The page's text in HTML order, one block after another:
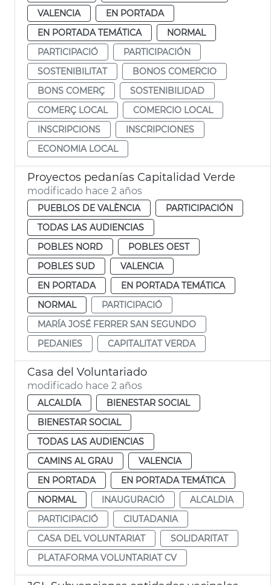
VALENCIA
EN PORTADA
EN PORTADA TEMÁTICA
NORMAL
PARTICIPACIÓ
PARTICIPACIÓN
SOSTENIBILITAT
BONOS COMERCIO
BONS COMERÇ
SOSTENIBILIDAD
COMERÇ LOCAL
COMERCIO LOCAL
INSCRIPCIONS
INSCRIPCIONES
ECONOMIA LOCAL
Proyectos pedanías Capitalidad Verde
modificado hace 2 años
PUEBLOS DE VALÈNCIA
PARTICIPACIÓN
TODAS LAS AUDIENCIAS
POBLES NORD
POBLES OEST
POBLES SUD
VALENCIA
EN PORTADA
EN PORTADA TEMÁTICA
NORMAL
PARTICIPACIÓ
MARÍA JOSÉ FERRER SAN SEGUNDO
PEDANIES
CAPITALITAT VERDA
Casa del Voluntariado
modificado hace 2 años
ALCALDÍA
BIENESTAR SOCIAL
BIENESTAR SOCIAL
TODAS LAS AUDIENCIAS
CAMINS AL GRAU
VALENCIA
EN PORTADA
EN PORTADA TEMÁTICA
NORMAL
INAUGURACIÓ
ALCALDIA
PARTICIPACIÓ
CIUTADANIA
CASA DEL VOLUNTARIAT
SOLIDARITAT
PLATAFORMA VOLUNTARIAT CV